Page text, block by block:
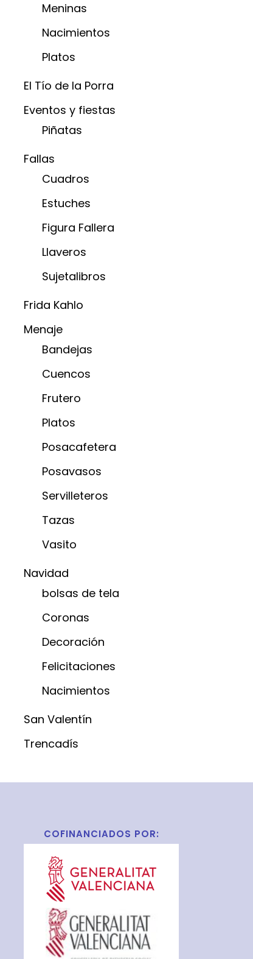
Meninas
Nacimientos
Platos
El Tío de la Porra
Eventos y fiestas
Piñatas
Fallas
Cuadros
Estuches
Figura Fallera
Llaveros
Sujetalibros
Frida Kahlo
Menaje
Bandejas
Cuencos
Frutero
Platos
Posacafetera
Posavasos
Servilleteros
Tazas
Vasito
Navidad
bolsas de tela
Coronas
Decoración
Felicitaciones
Nacimientos
San Valentín
Trencadís
COFINANCIADOS POR: